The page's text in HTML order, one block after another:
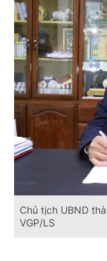
Chủ tịch UBND
VGP/LS